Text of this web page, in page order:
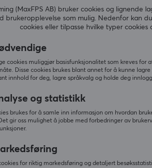
15.6” - Svart
Pallad 420
Svart
(MaxFPS AB) bruker cookies og lignende
brukeropplevelse som mulig. Nedenfor kan
cookies eller tilpasse hvilke typer cookies
cookies muliggjør basisfunksjonalitet som kreves for
Disse cookies brukes blant annet for å kunne
innhold for deg, lagre språkvalg og holde deg
og statistikk
brukes for å samle inn informasjon om hvordan
gir oss mulighet å jobbe med forbedringer av
for riktig markedsføring og detaljert